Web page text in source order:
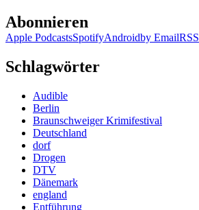
Abonnieren
Apple PodcastsSpotifyAndroidby EmailRSS
Schlagwörter
Audible
Berlin
Braunschweiger Krimifestival
Deutschland
dorf
Drogen
DTV
Dänemark
england
Entführung